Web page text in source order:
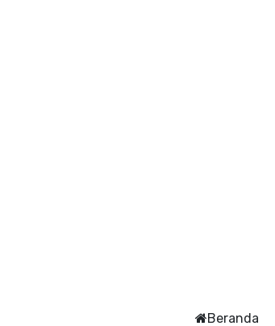
Beranda